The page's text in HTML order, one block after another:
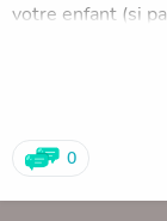
votre enfant (si
Ou privilègier la
carte bancaire
0